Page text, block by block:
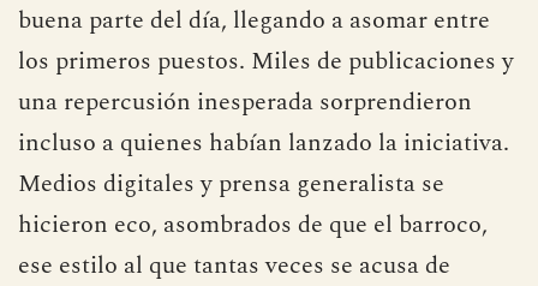
buena parte del día, llegando a asomar entre
los primeros puestos. Miles de publicaciones y
una repercusión inesperada sorprendieron
incluso a quienes habían lanzado la iniciativa.
Medios digitales y prensa generalista se
hicieron eco, asombrados de que el barroco,
ese estilo al que tantas veces se acusa de